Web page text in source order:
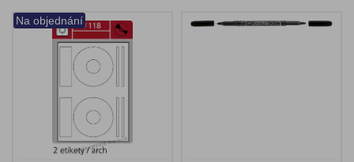
Na objednání